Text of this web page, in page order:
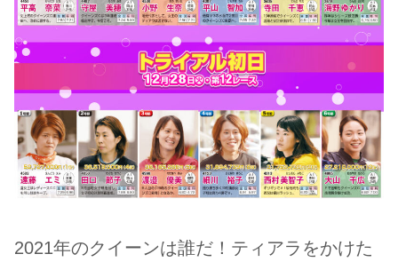
2021年のクイーンは誰だ！ティアラをかけた